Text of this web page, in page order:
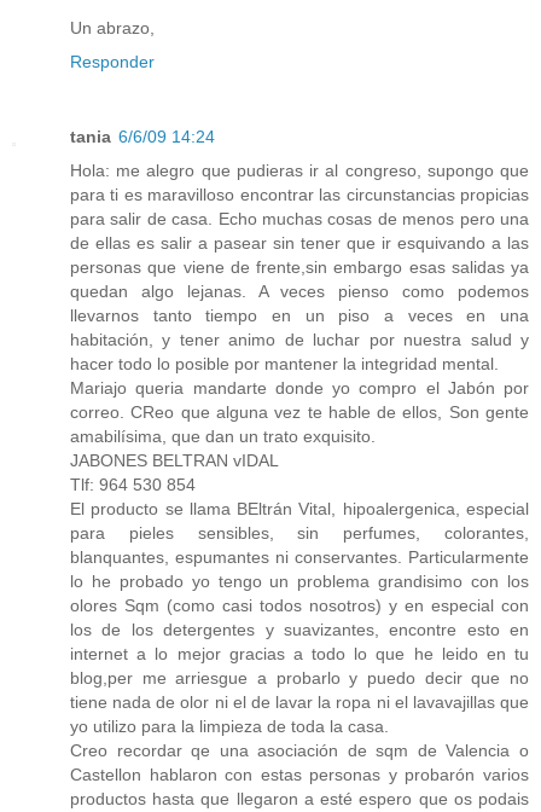
Un abrazo,
Responder
tania 6/6/09 14:24
Hola: me alegro que pudieras ir al congreso, supongo que
para ti es maravilloso encontrar las circunstancias propicias
para salir de casa. Echo muchas cosas de menos pero una
de ellas es salir a pasear sin tener que ir esquivando a las
personas que viene de frente,sin embargo esas salidas ya
quedan algo lejanas. A veces pienso como podemos
llevarnos tanto tiempo en un piso a veces en una
habitación, y tener animo de luchar por nuestra salud y
hacer todo lo posible por mantener la integridad mental.
Mariajo queria mandarte donde yo compro el Jabón por
correo. CReo que alguna vez te hable de ellos, Son gente
amabilísima, que dan un trato exquisito.
JABONES BELTRAN vIDAL
Tlf: 964 530 854
El producto se llama BEltrán Vital, hipoalergenica, especial
para pieles sensibles, sin perfumes, colorantes,
blanquantes, espumantes ni conservantes. Particularmente
lo he probado yo tengo un problema grandisimo con los
olores Sqm (como casi todos nosotros) y en especial con
los de los detergentes y suavizantes, encontre esto en
internet a lo mejor gracias a todo lo que he leido en tu
blog,per me arriesgue a probarlo y puedo decir que no
tiene nada de olor ni el de lavar la ropa ni el lavavajillas que
yo utilizo para la limpieza de toda la casa.
Creo recordar qe una asociación de sqm de Valencia o
Castellon hablaron con estas personas y probarón varios
productos hasta que llegaron a esté espero que os podais